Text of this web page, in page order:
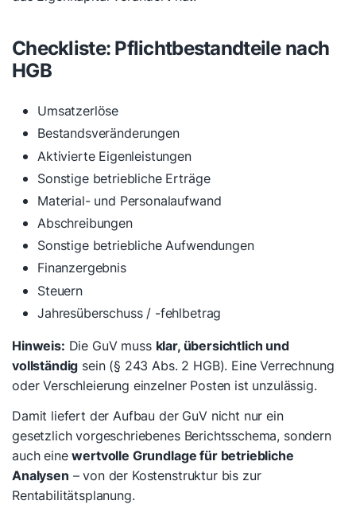
Checkliste: Pflichtbestandteile nach
HGB
Umsatzerlöse
Bestandsveränderungen
Aktivierte Eigenleistungen
Sonstige betriebliche Erträge
Material- und Personalaufwand
Abschreibungen
Sonstige betriebliche Aufwendungen
Finanzergebnis
Steuern
Jahresüberschuss / -fehlbetrag
Hinweis: Die GuV muss klar, übersichtlich und
vollständig sein (§ 243 Abs. 2 HGB). Eine Verrechnung
oder Verschleierung einzelner Posten ist unzulässig.
Damit liefert der Aufbau der GuV nicht nur ein
gesetzlich vorgeschriebenes Berichtsschema, sondern
auch einewertvolle Grundlage für betriebliche
Analysen – von der Kostenstruktur bis zur
Rentabilitätsplanung.